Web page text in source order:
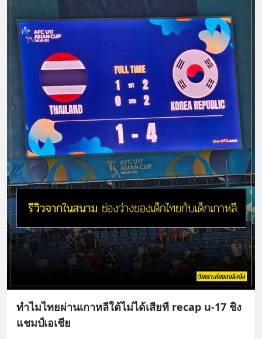
ทำไมไทยผ่านเกาหลีใต้ไม่ได้เสียที recap u-17 ชิง
แชมป์เอเชีย